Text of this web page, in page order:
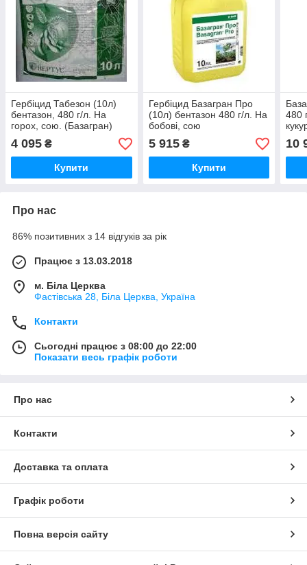
Гербіцид Табезон (10л)
бентазон, 480 г/л. На
горох, сою. (Базагран)
4 095 ₴
Купити
Гербіцид Базагран Про
(10л) бентазон 480 г/л. На
бобові, сою
5 915₴
Купити
480
10
Про нас
86% позитивних з 14 відгуків за рік
Працює з 13.03.2018
м. Біла Церква
Фастівська 28, Біла Церква, Україна
Контакти
Сьогодні працює з 08:00 до 22:00
Показати весь графік роботи
Про нас
Контакти
Доставка та оплата
Графік роботи
Повна версія сайту